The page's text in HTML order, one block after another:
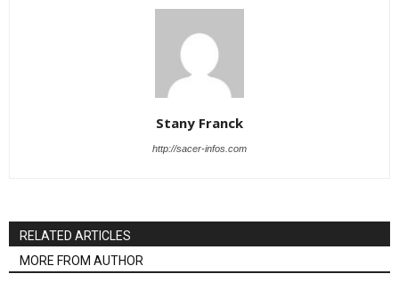
Stany Franck
http://sacer-infos.com
RELATED ARTICLES
MORE FROM AUTHOR